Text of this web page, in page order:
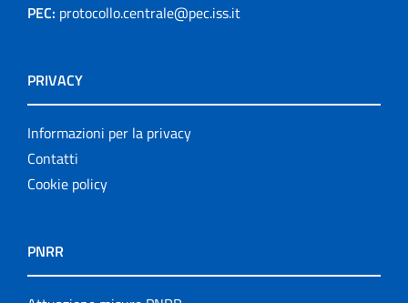
PEC: protocollo.centrale@pec.iss.it
PRIVACY
Informazioni per la privacy
Contatti
Cookie policy
PNRR